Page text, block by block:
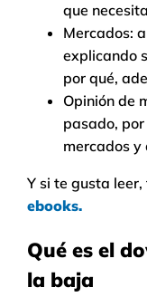
que
Mercados:
explicando
por qué,
Opinión de
pasado,
mercados y
Y si te gusta
ebooks.
Qué es el
la baja